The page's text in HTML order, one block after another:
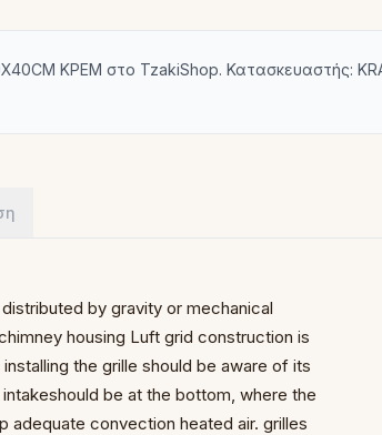
ΚΡΕΜ στο TzakiShop. Κατασκευαστής:
distributed by gravity or mechanical
housing Luft grid construction is
the grille should be aware of its
should be at the bottom, where the
adequate convection heated air. grilles